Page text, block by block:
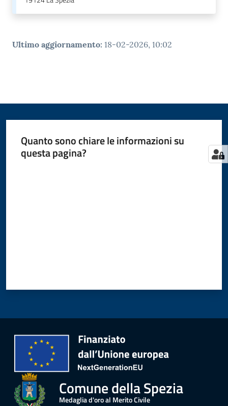
Ultimo aggiornamento: 18-02-2026, 10:02
Quanto sono chiare le informazioni su
questa pagina?
Comune della Spezia
Medaglia d'oro al Merito Civile